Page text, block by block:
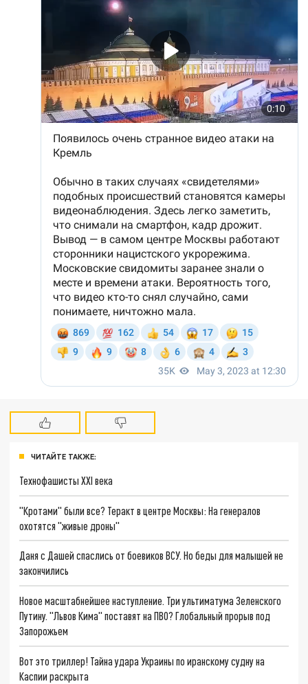
ЧИТАЙТЕ ТАКЖЕ:
Технофашисты XXI века
"Кротами" были все? Теракт в центре Москвы: На генералов
охотятся "живые дроны"
Даня с Дашей спаслись от боевиков ВСУ. Но беды для малышей не
закончились
Новое масштабнейшее наступление. Три ультиматума Зеленского
Путину. "Львов Кима" поставят на ПВО? Глобальный прорыв под
Запорожьем
Вот это триллер! Тайна удара Украины по иранскому судну на
Каспии раскрыта